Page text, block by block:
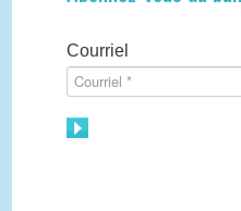
Courriel